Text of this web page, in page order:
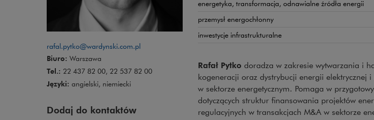
rafal.pytko@wardynski.com.pl
Biuro: Warszawa
Tel.: 22 437 82 00, 22 537 82 00
Języki: angielski, niemiecki
Dodaj do kontaktów
energetyka, transformacja, odnawialne źródła energii
przemysł energochłonny
inwestycje infrastrukturalne
Rafał Pytko doradza w zakresie wytwarzania i
kogeneracji oraz dystrybucji energii elektrycznej
w sektorze energetycznym. Pomaga w
dotyczących struktur finansowania projektów
regulacyjnych w transakcjach M&A w sektorze